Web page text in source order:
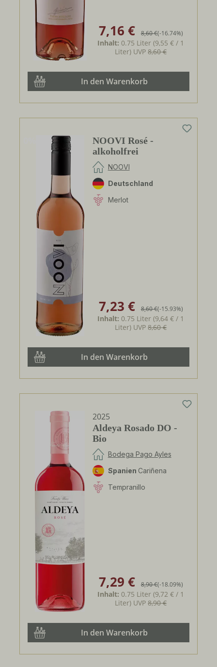
Verkaufspreis:
7,16 € Regulärer Preis:
8,60 €(-16.74%)
Inhalt: 0.75 Liter(9,55 € / 1
Liter) UVP8,60 €
In den Warenkorb
NOOVI Rosé -
alkoholfrei
NOOVI
Deutschland
Merlot
Verkaufspreis:
7,23 € Regulärer Preis:
8,60 €(-15.93%)
Inhalt: 0.75 Liter(9,64 € / 1
Liter) UVP8,60 €
In den Warenkorb
2025
Aldeya Rosado DO -
Bio
Bodega Pago Ayles
Spanien Cariñena
Tempranillo
Verkaufspreis:
7,29 € Regulärer Preis:
8,90 €(-18.09%)
Inhalt: 0.75 Liter(9,72 € / 1
Liter) UVP8,90 €
In den Warenkorb